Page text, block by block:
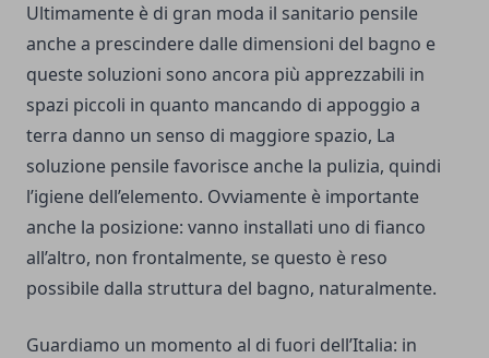
Ultimamente è di gran moda il sanitario pensile
anche a prescindere dalle dimensioni del bagno e
queste soluzioni sono ancora più apprezzabili in
spazi piccoli in quanto mancando di appoggio a
terra danno un senso di maggiore spazio, La
soluzione pensile favorisce anche la pulizia, quindi
l’igiene dell’elemento. Ovviamente è importante
anche la posizione: vanno installati uno di fianco
all’altro, non frontalmente, se questo è reso
possibile dalla struttura del bagno, naturalmente.
Guardiamo un momento al di fuori dell’Italia: in